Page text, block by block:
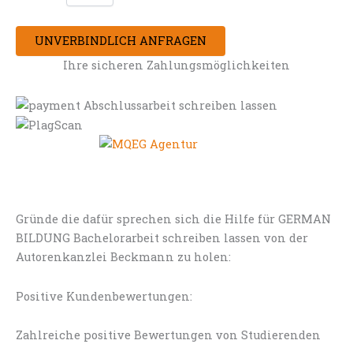
UNVERBINDLICH ANFRAGEN
Ihre sicheren Zahlungsmöglichkeiten
Gründe die dafür sprechen sich die Hilfe für GERMAN
BILDUNG Bachelorarbeit schreiben lassen von der
Autorenkanzlei Beckmann zu holen:
Positive Kundenbewertungen:
Zahlreiche positive Bewertungen von Studierenden